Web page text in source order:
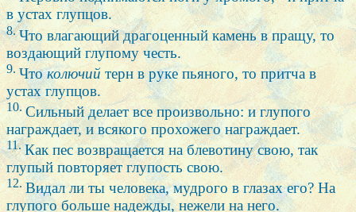
в устах глупцов.
8.Что влагающий драгоценный камень в пращу, то
воздающий глупому честь.
9. Чтоколючий терн в руке пьяного, то притча в
устах глупцов.
10. Сильный делает все произвольно: и глупого
награждает, и всякого прохожего награждает.
11.Как пес возвращается на блевотину свою, так
глупый повторяет глупость свою.
12.Видал ли ты человека, мудрого в глазах его? На
глупого больше надежды, нежели на него.